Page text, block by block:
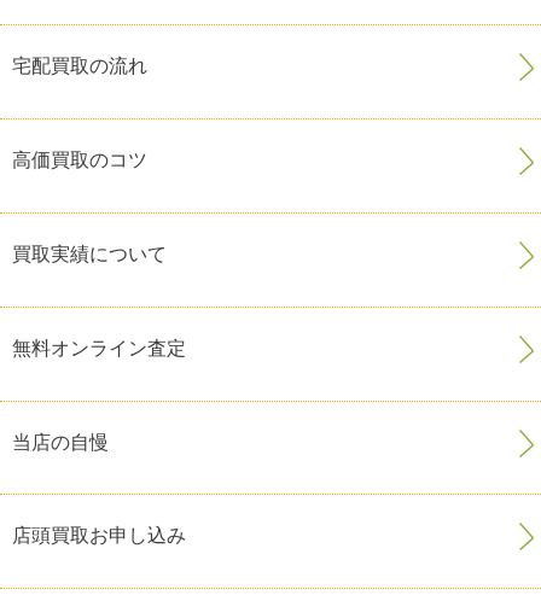
宅配買取の流れ
高価買取のコツ
買取実績について
無料オンライン査定
当店の自慢
店頭買取お申し込み